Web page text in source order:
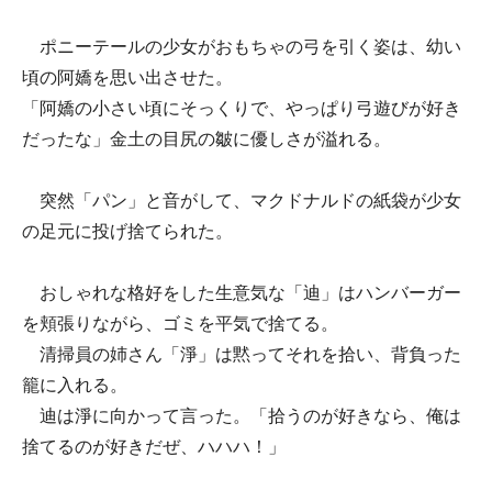
ポニーテールの少女がおもちゃの弓を引く姿は、幼い
頃の阿嬌を思い出させた。
「阿嬌の小さい頃にそっくりで、やっぱり弓遊びが好き
だったな」金土の目尻の皺に優しさが溢れる。
突然「パン」と音がして、マクドナルドの紙袋が少女
の足元に投げ捨てられた。
おしゃれな格好をした生意気な「迪」はハンバーガー
を頬張りながら、ゴミを平気で捨てる。
清掃員の姉さん「淨」は黙ってそれを拾い、背負った
籠に入れる。
迪は淨に向かって言った。「拾うのが好きなら、俺は
捨てるのが好きだぜ、ハハハ！」